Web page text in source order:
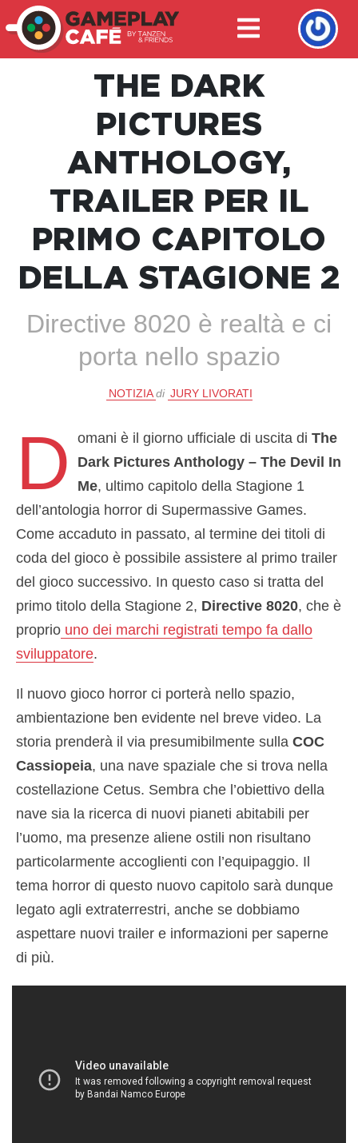
THE DARK
PICTURES
ANTHOLOGY,
TRAILER PER IL
PRIMO CAPITOLO
DELLA STAGIONE 2
Directive 8020 è realtà e ci
porta nello spazio
NOTIZIA di JURY LIVORATI
D omani è il giorno ufficiale di uscita diThe
Dark Pictures Anthology – The Devil In
Me, ultimo capitolo della Stagione 1
dell’antologia horror di Supermassive Games.
Come accaduto in passato, al termine dei titoli di
coda del gioco è possibile assistere al primo trailer
del gioco successivo. In questo caso si tratta del
primo titolo della Stagione 2, Directive 8020, che è
proprio uno dei marchi registrati tempo fa dallo
sviluppatore.
Il nuovo gioco horror ci porterà nello spazio,
ambientazione ben evidente nel breve video. La
storia prenderà il via presumibilmente sulla COC
Cassiopeia, una nave spaziale che si trova nella
costellazione Cetus. Sembra che l’obiettivo della
nave sia la ricerca di nuovi pianeti abitabili per
l’uomo, ma presenze aliene ostili non risultano
particolarmente accoglienti con l’equipaggio. Il
tema horror di questo nuovo capitolo sarà dunque
legato agli extraterrestri, anche se dobbiamo
aspettare nuovi trailer e informazioni per saperne
di più.